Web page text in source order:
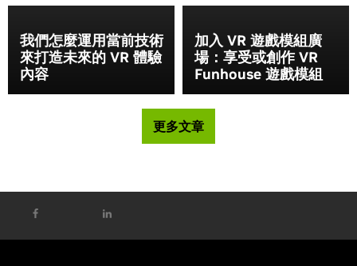
我們怎麼運用當前技術
來打造未來的 VR 體驗
內容
加入 VR 遊戲模組廣
場：享受或創作 VR
Funhouse 遊戲模組
更多文章